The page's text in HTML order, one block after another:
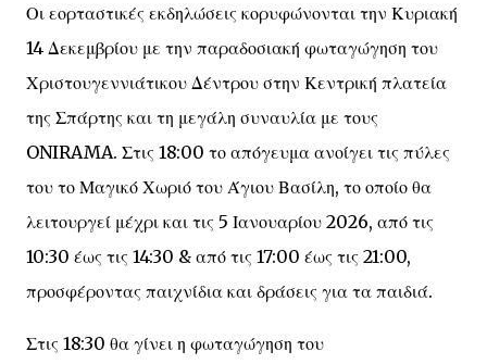
Οι εορταστικές εκδηλώσεις κορυφώνονται την Κυριακή
14 Δεκεμβρίου με την παραδοσιακή φωταγώγηση του
Χριστουγεννιάτικου Δέντρου στην Κεντρική πλατεία
της Σπάρτης και τη μεγάλη συναυλία με τους
ONIRAMA. Στις 18:00 το απόγευμα ανοίγει τις πύλες
του το Μαγικό Χωριό του Άγιου Βασίλη, το οποίο θα
λειτουργεί μέχρι και τις 5 Ιανουαρίου 2026, από τις
10:30 έως τις 14:30 & από τις 17:00 έως τις 21:00,
προσφέροντας παιχνίδια και δράσεις για τα παιδιά.
Στις 18:30 θα γίνει η φωταγώγηση του